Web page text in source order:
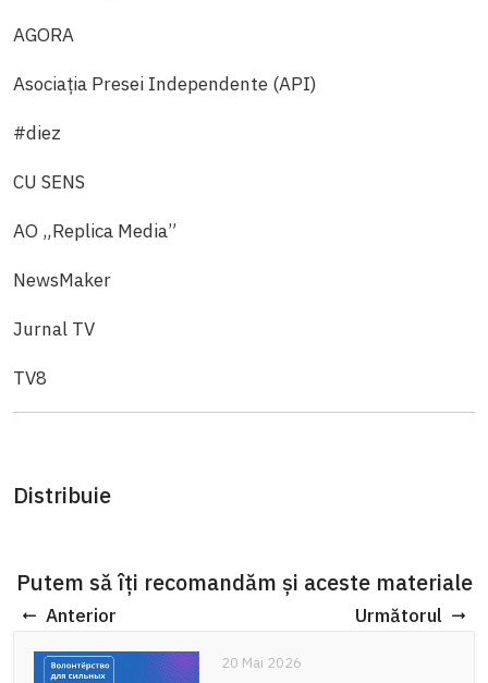
AGORA
Asociaţia Presei Independente (API)
#diez
CU SENS
AO „Replica Media”
NewsMaker
Jurnal TV
TV8
Distribuie
Putem să îți recomandăm și aceste materiale
Anterior Următorul
20 Mai 2026